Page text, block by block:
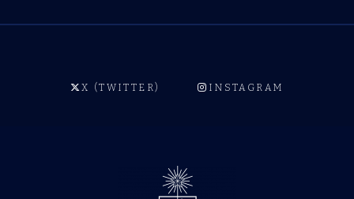
X (TWITTER) INSTAGRAM